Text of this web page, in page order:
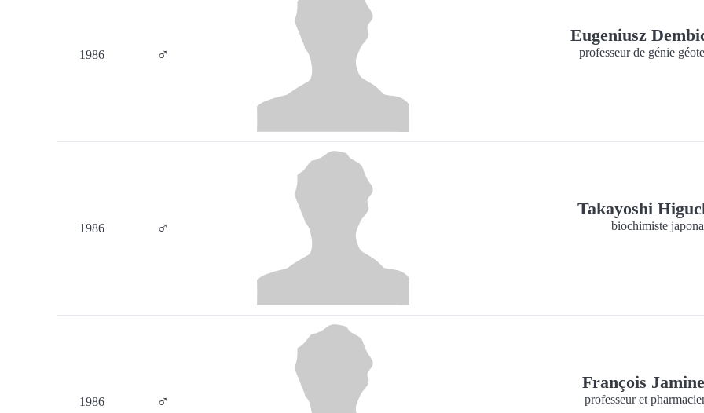
1986 ♂
Eugeniusz
professeur de génie
1986 ♂
Takayoshi
biochimiste
1986 ♂
François
professeur et